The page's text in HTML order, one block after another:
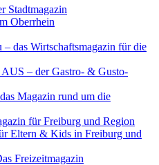
Stadtmagazin
Oberrhein
– das Wirtschaftsmagazin für die
– der Gastro- & Gusto-
Magazin rund um die
für Freiburg und Region
Eltern & Kids in Freiburg und
Freizeitmagazin